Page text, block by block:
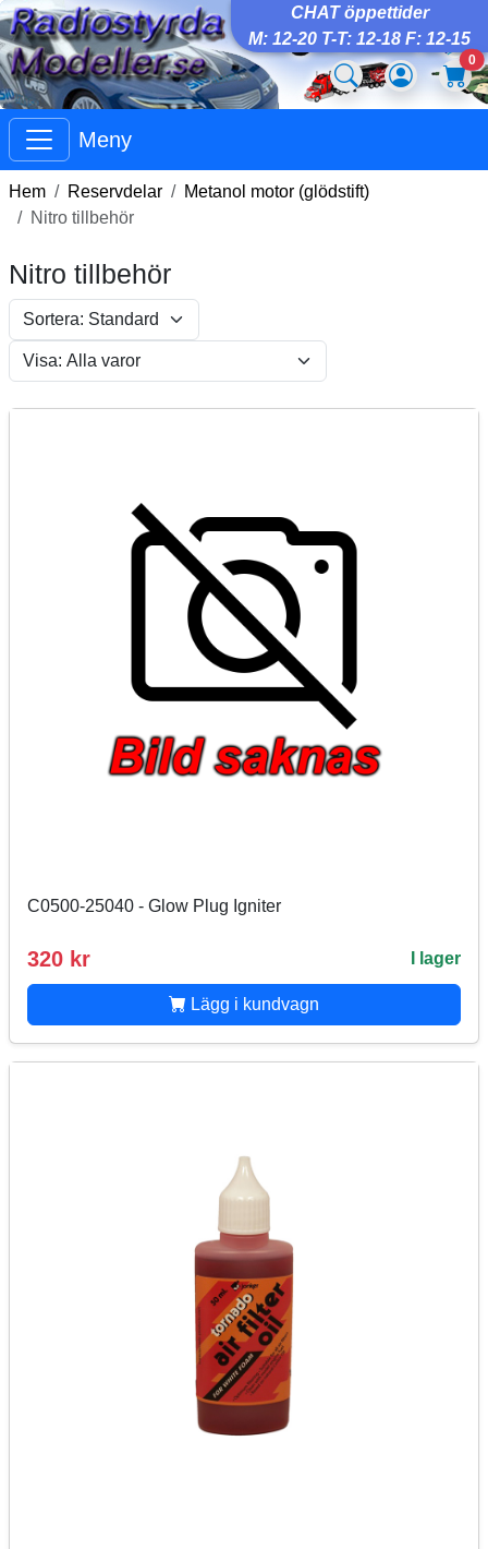
CHAT öppettider
M: 12-20 T-T: 12-18 F: 12-15
0
Meny
Hem Reservdelar
Metanol motor (glödstift)
Nitro tillbehör
Nitro tillbehör
C0500-25040 - Glow Plug Igniter
320 kr I lager
Lägg i kundvagn